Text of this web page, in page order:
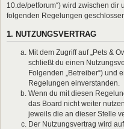
10.de/petforum“) wird zwischen dir
folgenden Regelungen
1. NUTZUNGSVERTRAG
Mit dem Zugriff auf „Pets &
schließt du einen
Folgenden „Betreiber“) und
Regelungen einverstanden.
Wenn du mit diesen
das Board nicht weiter
jeweils die an dieser Stelle
Der Nutzungsvertrag wird